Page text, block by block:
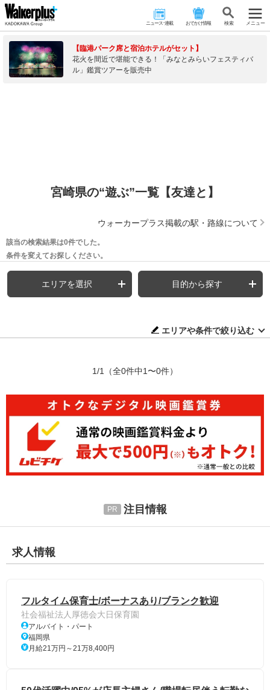
ニュース･連載 おでかけ情報 検 索 メニュー
【臨港パーク席と宿泊ホテルがセット】
花火を間近で堪能できる！「みなとみらいフェスティバ
ル」鑑賞ツアーを販売中
宮崎県の“遊ぶ”一覧【友達と】
ウォーカープラス掲載の駅・路線について
該当の検索結果は0件でした。
条件を変えてお探しください。
エリアを選択 目的から探す
エリアや条件で絞り込む
1/1 （全0件中1〜0件）
注目情報
求人情報
フルタイム保育士/ボーナスあり/ブランク歓迎
社会福祉法人厚徳会大日保育園
アルバイト・パート
福岡県
月給21万円～21万8,400円